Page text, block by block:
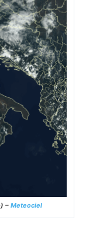
– Meteociel